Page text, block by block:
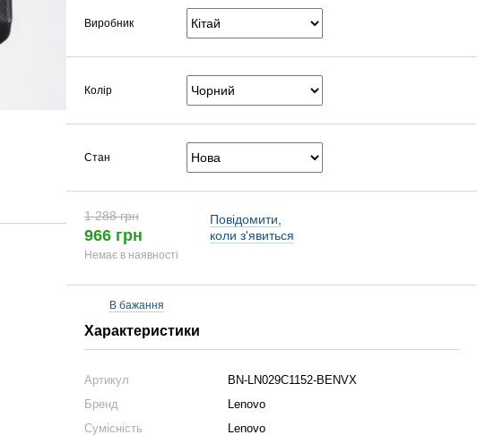
Виробник
Колір
Стан
1 288 грн
966 грн
Немає в наявності
Повідомити,
коли з'явиться
В бажання
Характеристики
Артикул
BN-LN029C1152-BENVX
Бренд
Lenovo
Сумісність
Lenovo